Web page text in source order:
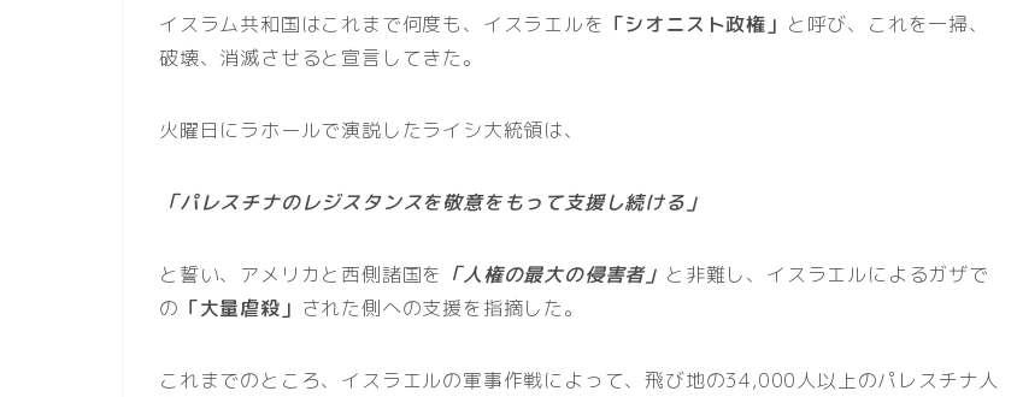
イスラム共和国はこれまで何度も、イスラエルを 「シオニスト政権」 と呼び、これを一掃、
破壊、消滅させると宣言してきた。
火曜日にラホールで演説したライシ大統領は、
「パレスチナのレジスタンスを敬意をもって支援し続ける」
と誓い、アメリカと西側諸国を 「人権の最大の侵害者」 と非難し、イスラエルによるガザで
の 「大量虐殺」 された側への支援を指摘した。
これまでのところ、イスラエルの軍事作戦によって、飛び地の34,000人以上のパレスチナ人